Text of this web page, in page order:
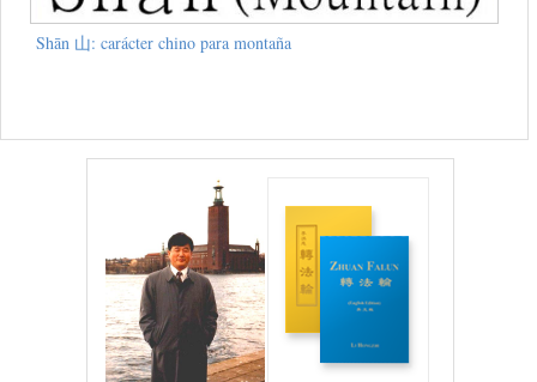
Shān 山: carácter chino para montaña